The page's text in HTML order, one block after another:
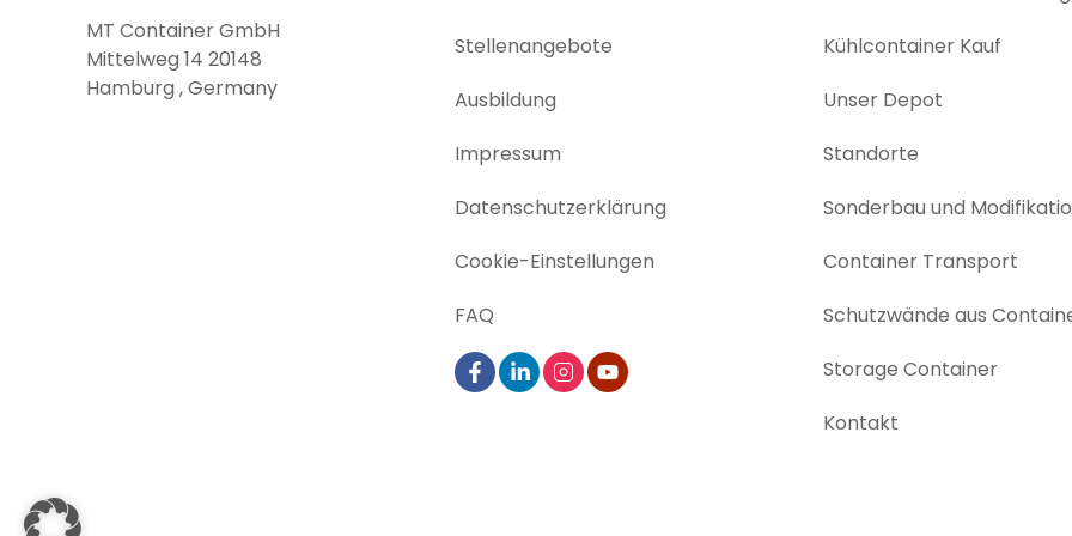
MT Container GmbH
Mittelweg 14 20148
Hamburg , Germany
Stellenangebote
Ausbildung
Impressum
Datenschutz­erklärung
Cookie-Einstellungen
FAQ
Kühlcontainer Kauf
Unser Depot
Standorte
Sonderbau und
Container Transport
Schutzwände aus
Storage Container
Kontakt